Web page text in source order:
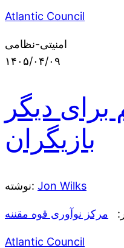
Atlantic Council
امنیتی-نظامی
۱۴۰۵/۰۴/۰۹
برای دیگر
بازیگران
نوشته: Jon Wilks
مرکز نوآوری قوه مقننه
Atlantic Council